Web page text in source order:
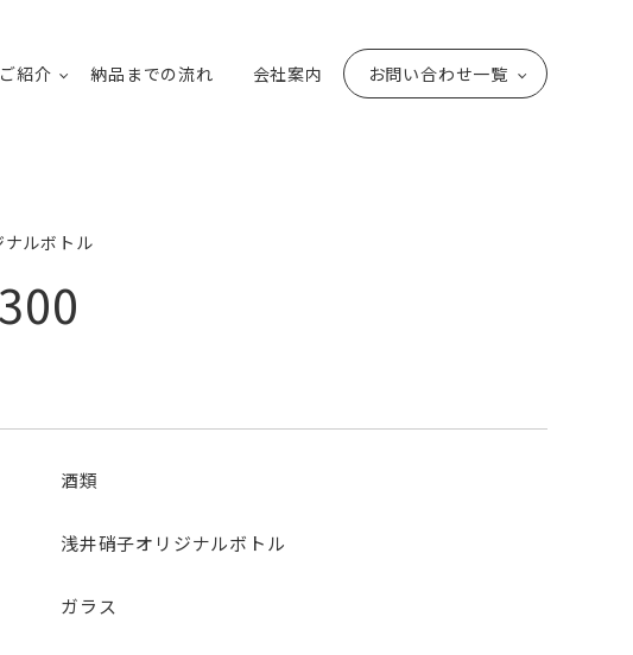
紹介 納品までの流れ 会社案内 お問い合わせ一覧
ルボトル
酒類
浅井硝子オリジナルボトル
ガラス